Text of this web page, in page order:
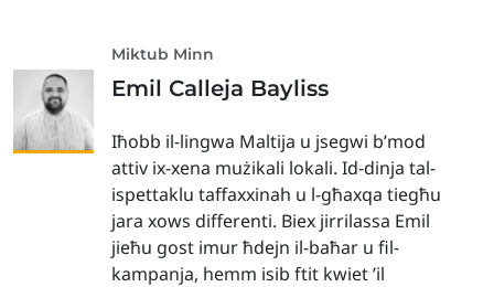
Miktub Minn
Emil Calleja Bayliss
Iħobb il-lingwa Maltija u jsegwi b’mod
attiv ix-xena mużikali lokali. Id-dinja tal-
ispettaklu taffaxxinah u l-għaxqa tiegħu
jara xows differenti. Biex jirrilassa Emil
jieħu gost imur ħdejn il-baħar u fil-
kampanja, hemm isib ftit kwiet ’il